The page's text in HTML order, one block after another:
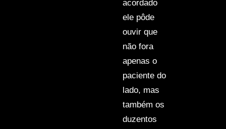
acordado
ele pôde
ouvir que
não fora
apenas o
paciente do
lado, mas
também os
duzentos